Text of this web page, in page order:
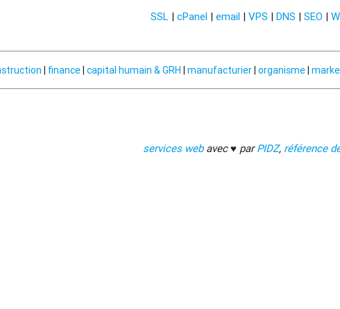
SSL | cPanel | email | VPS | DNS | SEO |
| finance| capital humain & GRH | manufacturier| organisme|
services webavec ♥ parPIDZ, référence